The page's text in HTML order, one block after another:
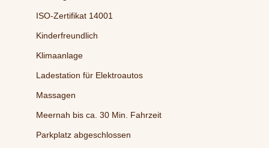
ISO-Zertifikat 14001
Kinderfreundlich
Klimaanlage
Ladestation für Elektroautos
Massagen
Meernah bis ca. 30 Min. Fahrzeit
Parkplatz abgeschlossen